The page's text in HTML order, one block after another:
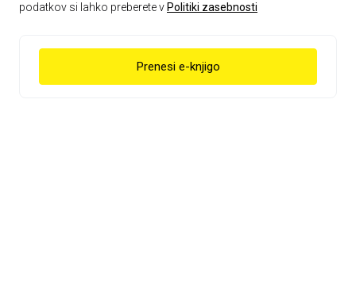
podatkov si lahko preberete v Politiki zasebnosti